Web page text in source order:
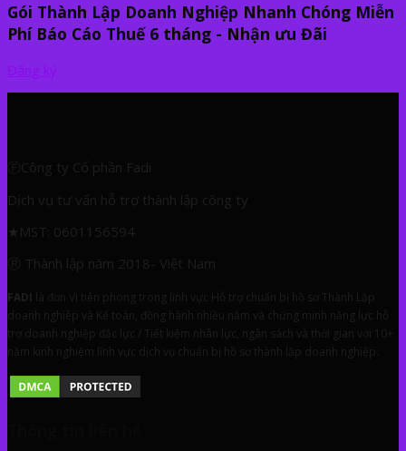
Gói Thành Lập Doanh Nghiệp Nhanh Chóng Miễn
Phí Báo Cáo Thuế 6 tháng - Nhận ưu Đãi
Đăng ký
ⒻCông ty Cổ phần Fadi
Dịch vụ tư vấn hỗ trợ thành lập công ty
★ MST: 0601156594
Ⓡ Thành lập năm 2018- Việt Nam
FADI
là đơn Vị tiên phong trong lĩnh vực Hỗ trợ chuẩn bị hồ sơ Thành Lập
doanh nghiêp và Kế toán, đồng hành nhiều năm và chứng minh năng lực hỗ
trợ doanh nghiệp đắc lực / Tiết kiệm nhân lực, ngân sách và thời gian với 10+
năm kinh nghiệm lĩnh vực dịch vụ chuẩn bị hồ sơ thành lập doanh nghiệp.